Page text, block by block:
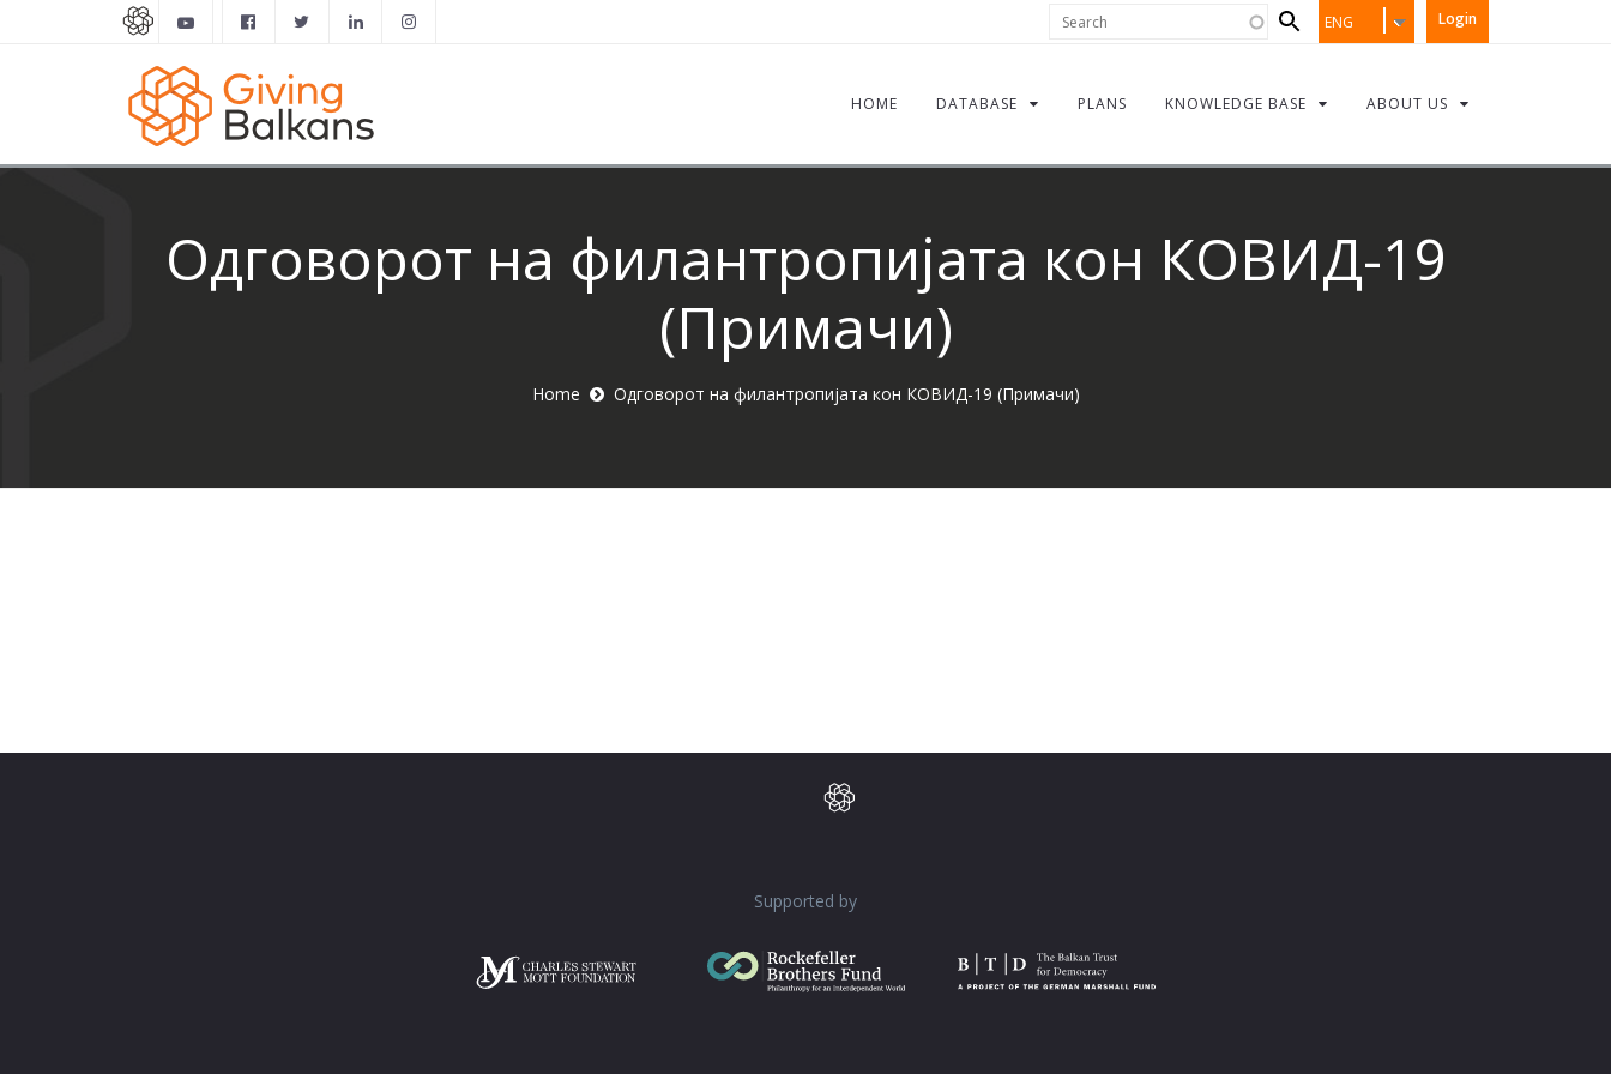
Login
ENG
Search
form
HOME DATABASE PLANS KNOWLEDGE BASE ABOUT US
Одговорот на филантропијата кон КОВИД-19
(Примачи)
Home Одговорот на филантропијата кон КОВИД-19 (Примачи)
Supported by